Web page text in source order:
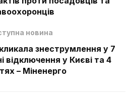
новина
знеструмлення у 7
відключення у Києві та 4
– Міненерго